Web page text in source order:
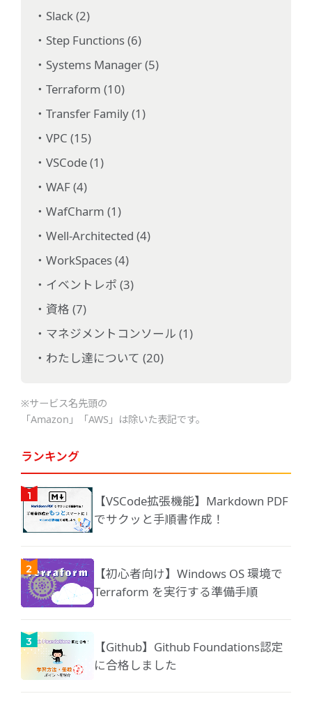
Slack (2)
Step Functions (6)
Systems Manager (5)
Terraform (10)
Transfer Family (1)
VPC (15)
VSCode (1)
WAF (4)
WafCharm (1)
Well-Architected (4)
WorkSpaces (4)
イベントレポ (3)
資格 (7)
マネジメントコンソール (1)
わたし達について (20)
※サービス名先頭の
「Amazon」「AWS」は除いた表記です。
ランキング
【VSCode拡張機能】Markdown PDF
でサクッと手順書作成！
【初心者向け】Windows OS 環境で
Terraform を実行する準備手順
【Github】Github Foundations認定
に合格しました